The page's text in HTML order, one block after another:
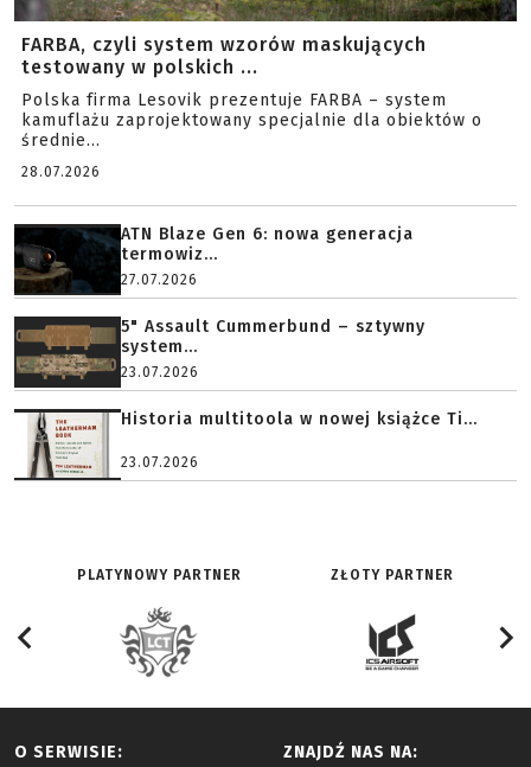
FARBA, czyli system wzorów maskujących
testowany w polskich ...
Polska firma Lesovik prezentuje FARBA – system
kamuflażu zaprojektowany specjalnie dla obiektów o
średnie...
28.07.2026
ATN Blaze Gen 6: nowa generacja
termowiz...
27.07.2026
5" Assault Cummerbund – sztywny
system...
23.07.2026
Historia multitoola w nowej książce Ti...
23.07.2026
PLATYNOWY PARTNER ZŁOTY PARTNER
O SERWISIE: ZNAJDŹ NAS NA: